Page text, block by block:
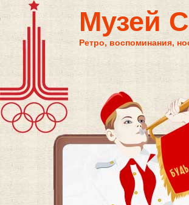
Музей
Ретро, воспоминания,